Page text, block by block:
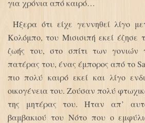
για χρόνια από καιρό…
Ήξερα ότι είχε γεννηθεί λίγο
Κολόμπο, του Μισισιπή εκεί έζησε
ζωής του, στο σπίτι των γονιών
πατέρας του, ένας έμπορος από το
πιο πολύ καιρό εκεί και λίγο
οικογένεια του. Ζούσαν πολύ
της μητέρας του. Ήταν απ’
βαμβακιού του Νότο που ο